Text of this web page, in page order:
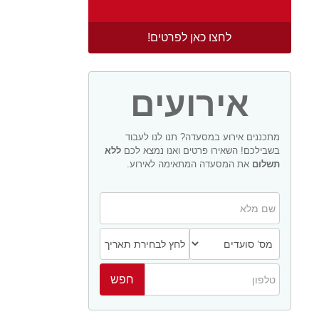
לחצו כאן לפרטים!
אירועים
מתכננים אירוע במסעדה? תנו לנו לעבוד
בשבילכם! השאירו פרטים ואנו נמצא לכם ללא
תשלום את המסעדה המתאימה לאירוע.